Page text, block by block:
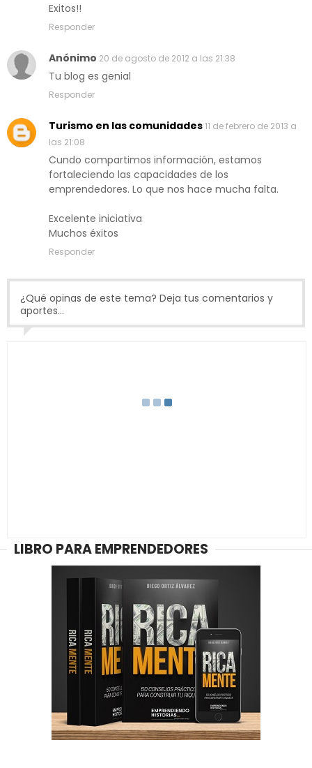
Exitos!!
Responder
Anónimo 20 de agosto de 2012 a las 21:38
Tu blog es genial
Responder
Turismo en las comunidades11 de febrero de 2013 a
las 21:08
Cundo compartimos información, estamos
fortaleciendo las capacidades de los
emprendedores. Lo que nos hace mucha falta.
Excelente iniciativa
Muchos éxitos
Responder
¿Qué opinas de este tema? Deja tus comentarios y
aportes...
LIBRO PARA EMPRENDEDORES